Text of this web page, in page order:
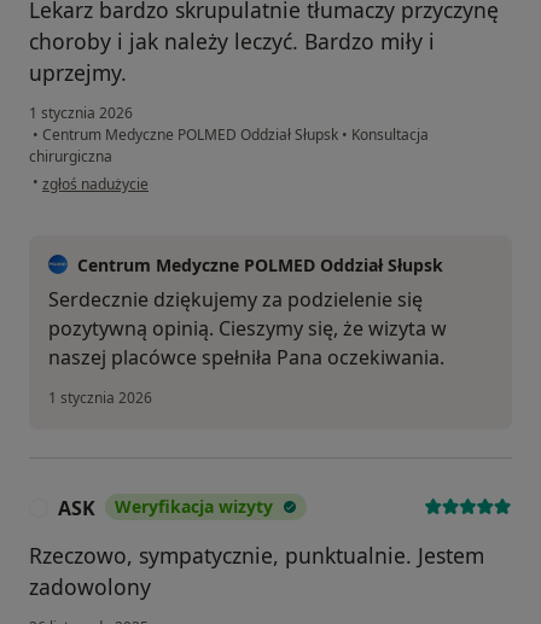
Lekarz bardzo skrupulatnie tłumaczy przyczynę
choroby i jak należy leczyć. Bardzo miły i
uprzejmy.
1 stycznia 2026
• Centrum Medyczne POLMED Oddział Słupsk • Konsultacja
chirurgiczna
• w opinii użytkownika Beata
zgłoś nadużycie
Centrum Medyczne POLMED Oddział Słupsk
Serdecznie dziękujemy za podzielenie się
pozytywną opinią. Cieszymy się, że wizyta w
naszej placówce spełniła Pana oczekiwania.
1 stycznia 2026
ASK Weryfikacja wizyty
Rzeczowo, sympatycznie, punktualnie. Jestem
zadowolony